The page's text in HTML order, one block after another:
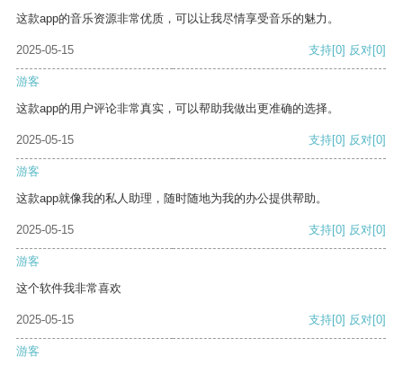
这款app的音乐资源非常优质，可以让我尽情享受音乐的魅力。
2025-05-15 支持[0] 反对[0]
游客
这款app的用户评论非常真实，可以帮助我做出更准确的选择。
2025-05-15 支持[0] 反对[0]
游客
这款app就像我的私人助理，随时随地为我的办公提供帮助。
2025-05-15 支持[0] 反对[0]
游客
这个软件我非常喜欢
2025-05-15 支持[0] 反对[0]
游客